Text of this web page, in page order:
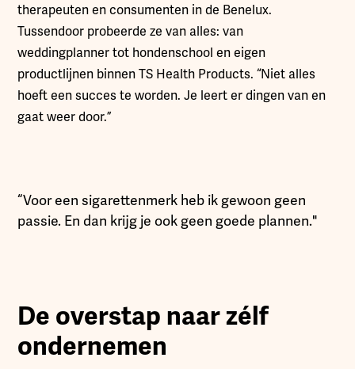
therapeuten en consumenten in de Benelux.
Tussendoor probeerde ze van alles: van
weddingplanner tot hondenschool en eigen
productlijnen binnen TS Health Products. “Niet alles
hoeft een succes te worden. Je leert er dingen van en
gaat weer door.”
“Voor een sigarettenmerk heb ik gewoon geen
passie. En dan krijg je ook geen goede plannen."
De overstap naar zélf
ondernemen